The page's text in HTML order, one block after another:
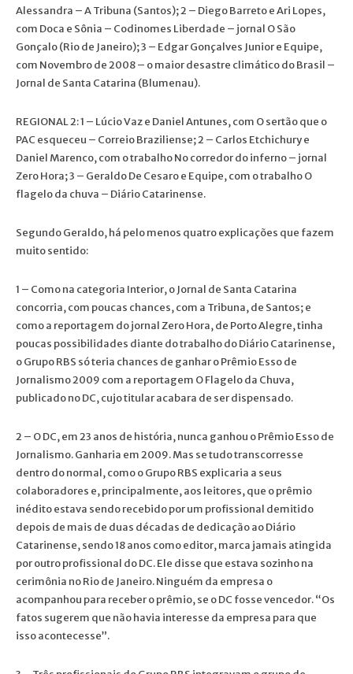
Alessandra – A Tribuna (Santos); 2 – Diego Barreto e Ari Lopes,
com Doca e Sônia – Codinomes Liberdade – jornal O São
Gonçalo (Rio de Janeiro); 3 – Edgar Gonçalves Junior e Equipe,
com Novembro de 2008 – o maior desastre climático do Brasil –
Jornal de Santa Catarina (Blumenau).
REGIONAL 2: 1 – Lúcio Vaz e Daniel Antunes, com O sertão que o
PAC esqueceu – Correio Braziliense; 2 – Carlos Etchichury e
Daniel Marenco, com o trabalho No corredor do inferno – jornal
Zero Hora; 3 – Geraldo De Cesaro e Equipe, com o trabalho O
flagelo da chuva – Diário Catarinense.
Segundo Geraldo, há pelo menos quatro explicações que fazem
muito sentido:
1 – Como na categoria Interior, o Jornal de Santa Catarina
concorria, com poucas chances, com a Tribuna, de Santos; e
como a reportagem do jornal Zero Hora, de Porto Alegre, tinha
poucas possibilidades diante do trabalho do Diário Catarinense,
o Grupo RBS só teria chances de ganhar o Prêmio Esso de
Jornalismo 2009 com a reportagem O Flagelo da Chuva,
publicado no DC, cujo titular acabara de ser dispensado.
2 – O DC, em 23 anos de história, nunca ganhou o Prêmio Esso de
Jornalismo. Ganharia em 2009. Mas se tudo transcorresse
dentro do normal, como o Grupo RBS explicaria a seus
colaboradores e, principalmente, aos leitores, que o prêmio
inédito estava sendo recebido por um profissional demitido
depois de mais de duas décadas de dedicação ao Diário
Catarinense, sendo 18 anos como editor, marca jamais atingida
por outro profissional do DC. Ele disse que estava sozinho na
cerimônia no Rio de Janeiro. Ninguém da empresa o
acompanhou para receber o prêmio, se o DC fosse vencedor. “Os
fatos sugerem que não havia interesse da empresa para que
isso acontecesse”.